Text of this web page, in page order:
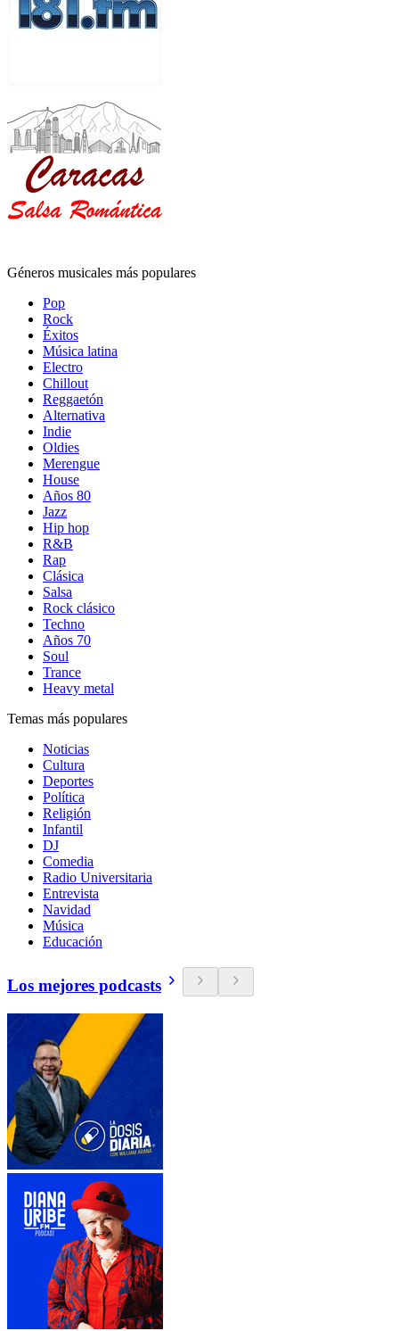
Géneros musicales más populares
Pop
Rock
Éxitos
Música latina
Electro
Chillout
Reggaetón
Alternativa
Indie
Oldies
Merengue
House
Años 80
Jazz
Hip hop
R&B
Rap
Clásica
Salsa
Rock clásico
Techno
Años 70
Soul
Trance
Heavy metal
Temas más populares
Noticias
Cultura
Deportes
Política
Religión
Infantil
DJ
Comedia
Radio Universitaria
Entrevista
Navidad
Música
Educación
Los mejores podcasts